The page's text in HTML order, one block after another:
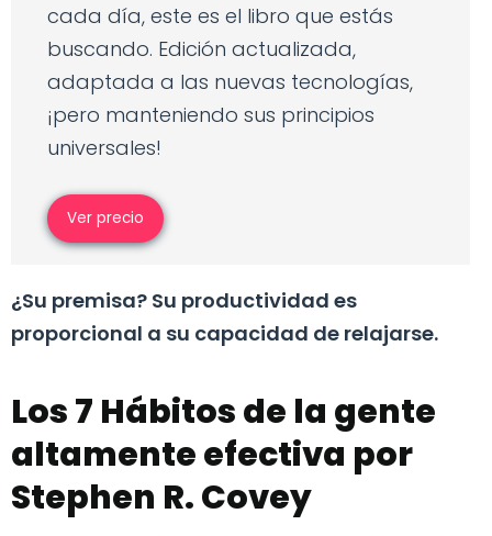
cada día, este es el libro que estás
buscando. Edición actualizada,
adaptada a las nuevas tecnologías,
¡pero manteniendo sus principios
universales!
Ver precio
¿Su premisa? Su productividad es
proporcional a su capacidad de relajarse.
Los 7 Hábitos de la gente
altamente efectiva por
Stephen R. Covey